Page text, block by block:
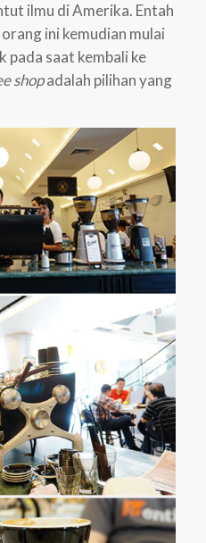
ilmu di Amerika. Entah
ini kemudian mulai
pada saat kembali ke
shopadalah pilihan yang